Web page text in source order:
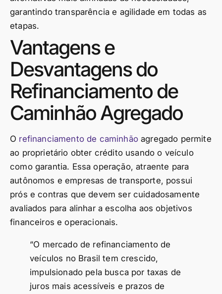
garantindo transparência e agilidade em todas as
etapas.
Vantagens e
Desvantagens do
Refinanciamento de
Caminhão Agregado
O refinanciamento de caminhãoagregado permite
ao proprietário obter crédito usando o veículo
como garantia. Essa operação, atraente para
autônomos e empresas de transporte, possui
prós e contras que devem ser cuidadosamente
avaliados para alinhar a escolha aos objetivos
financeiros e operacionais.
“O mercado de refinanciamento de
veículos no Brasil tem crescido,
impulsionado pela busca por taxas de
juros mais acessíveis e prazos de